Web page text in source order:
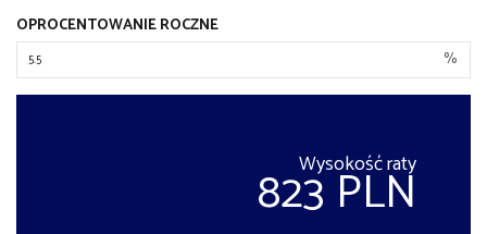
OPROCENTOWANIE ROCZNE
%
Wysokość raty
823 PLN